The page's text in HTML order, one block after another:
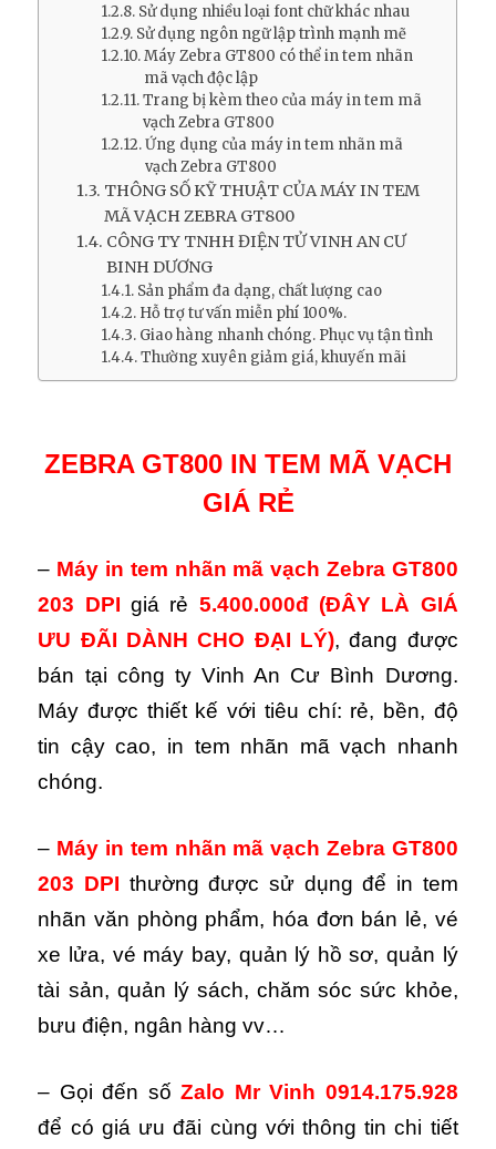
Sử dụng nhiều loại font chữ khác nhau
Sử dụng ngôn ngữ lập trình mạnh mẽ
Máy Zebra GT800 có thể in tem nhãn
mã vạch độc lập
Trang bị kèm theo của máy in tem mã
vạch Zebra GT800
Ứng dụng của máy in tem nhãn mã
vạch Zebra GT800
THÔNG SỐ KỸ THUẬT CỦA MÁY IN TEM
MÃ VẠCH ZEBRA GT800
CÔNG TY TNHH ĐIỆN TỬ VINH AN CƯ
BINH DƯƠNG
Sản phẩm đa dạng, chất lượng cao
Hỗ trợ tư vấn miễn phí 100%.
Giao hàng nhanh chóng. Phục vụ tận tình
Thường xuyên giảm giá, khuyến mãi
ZEBRA GT800 IN TEM MÃ VẠCH
GIÁ RẺ
– Máy in tem nhãn mã vạch Zebra GT800
203 DPIgiá rẻ 5.400.000đ (ĐÂY LÀ GIÁ
ƯU ĐÃI DÀNH CHO ĐẠI LÝ), đang được
bán tại công ty Vinh An Cư Bình Dương.
Máy được thiết kế với tiêu chí: rẻ, bền, độ
tin cậy cao, in tem nhãn mã vạch nhanh
chóng.
– Máy in tem nhãn mã vạch Zebra GT800
203 DPI thường được sử dụng để in tem
nhãn văn phòng phẩm, hóa đơn bán lẻ, vé
xe lửa, vé máy bay, quản lý hồ sơ, quản lý
tài sản, quản lý sách, chăm sóc sức khỏe,
bưu điện, ngân hàng vv…
– Gọi đến sốZalo Mr Vinh 0914.175.928
để có giá ưu đãi cùng với thông tin chi tiết